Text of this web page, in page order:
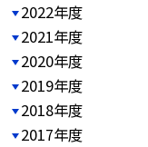
2022年度
2021年度
2020年度
2019年度
2018年度
2017年度